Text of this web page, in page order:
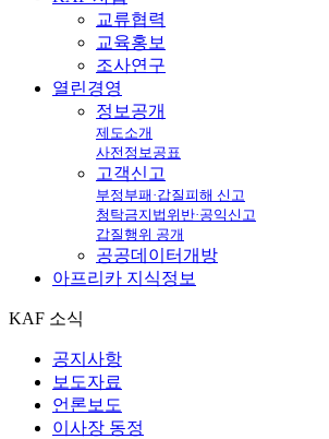
교류협력
교육홍보
조사연구
열린경영
정보공개
제도소개
사전정보공표
고객신고
부정부패·갑질피해 신고
청탁금지법위반·공익신고
갑질행위 공개
공공데이터개방
아프리카 지식정보
KAF 소식
공지사항
보도자료
언론보도
이사장 동정